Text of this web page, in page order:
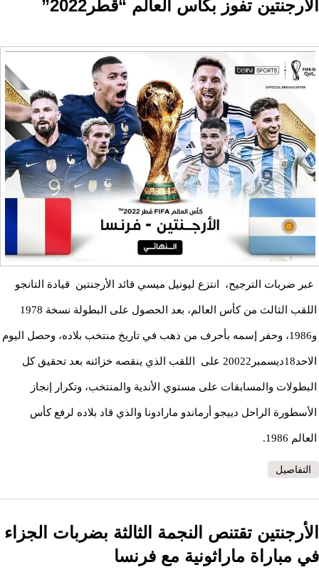
الارجنتين تفوز بكأس العالم “قطر2022”
عبر ضربات الترجيح، انتزع ليونيل ميسي قائد الأرجنتين قيادة التانجو
اللقب الثالث من كأس العالم، بعد الحصول على البطولة نسخة 1978
و1986، وحفر إسمه بأحرف من ذهب في تاريخ منتخب بلاده، وحصل اليوم
الاحد18ديسمبر20022 على اللقب الذي ينقصه خزائنه بعد تحقيق كل
البطولات والمسابقات على مستوي الأندية والمنتخب، وتكرار إنجاز
الأسطورة الراحل دييجو أرماندو مارادونا والذي قاد بلاده لرفع كأس
العالم 1986.
التفاصيل
الأرجنتين تقتنص النجمة الثالثة بضربات الجزاء
في مباراة ماراثونية مع فرنسا